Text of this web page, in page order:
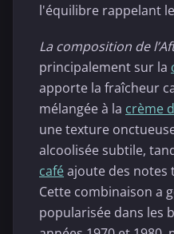
l'équilibre rappelant
La composition de
principalement sur la
apporte la fraîcheur
mélangée à la crème
une texture
alcoolisée subtile,
caféajoute des notes
Cette combinaison a
popularisée dans les